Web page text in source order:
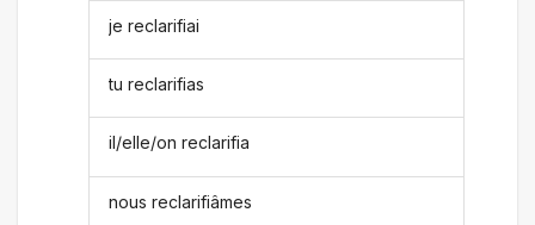
je reclarifiai
tu reclarifias
il/elle/on reclarifia
nous reclarifiâmes